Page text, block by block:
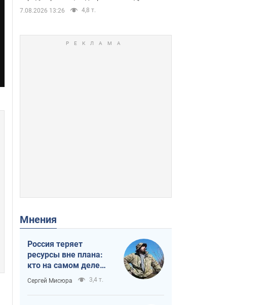
7.08.2026 13:26 4,8 т.
Мнения
Россия теряет
ресурсы вне плана:
кто на самом деле
диктует темп войны
Сергей Мисюра 3,4 т.